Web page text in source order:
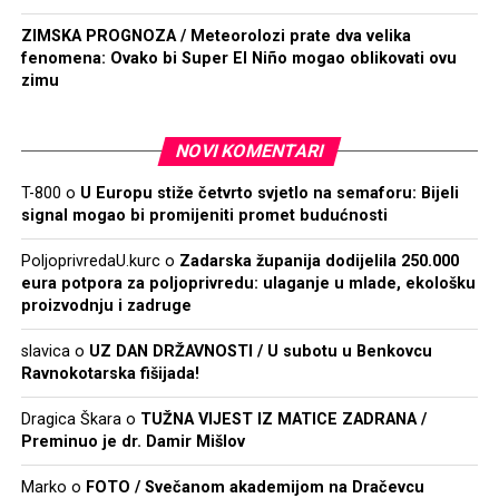
ZIMSKA PROGNOZA / Meteorolozi prate dva velika
fenomena: Ovako bi Super El Niño mogao oblikovati ovu
zimu
NOVI KOMENTARI
T-800 o U Europu stiže četvrto svjetlo na semaforu: Bijeli
signal mogao bi promijeniti promet budućnosti
PoljoprivredaU.kurco Zadarska županija dodijelila 250.000
eura potpora za poljoprivredu: ulaganje u mlade, ekološku
proizvodnju i zadruge
slavicao UZ DAN DRŽAVNOSTI / U subotu u Benkovcu
Ravnokotarska fišijada!
Dragica Škarao TUŽNA VIJEST IZ MATICE ZADRANA /
Preminuo je dr. Damir Mišlov
Marko o FOTO / Svečanom akademijom na Dračevcu